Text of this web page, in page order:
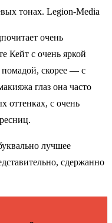
тонах. Legion-Media
очень
Кейт с очень яркой
скорее — с
глаз она часто
оттенках, с очень
лучшее
сдержанно